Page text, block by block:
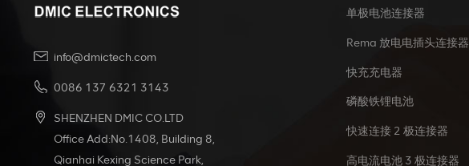
info@dmictech.com
0086 137 6321 3143
SHENZHEN DMIC CO.LTD
Office Add:No.1408, Building 8,
Qianhai Kexing Science Park,
单极电池连接器
Rema 放电电插头连接器
快充充电器
磷酸铁锂电池
快速连接 2 极连接器
高电流电池 3 极连接器